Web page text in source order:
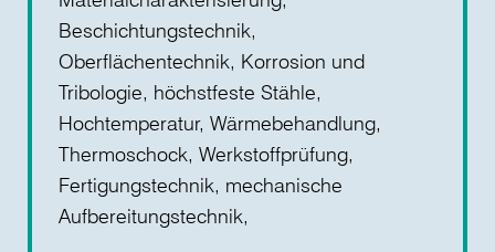
Beschichtungstechnik,
Oberflächentechnik, Korrosion und
Tribologie, höchstfeste Stähle,
Hochtemperatur, Wärmebehandlung,
Thermoschock, Werkstoffprüfung,
Fertigungstechnik, mechanische
Aufbereitungstechnik,